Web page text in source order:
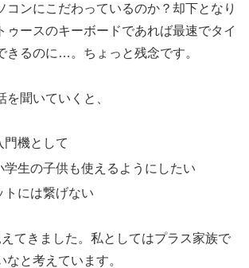
コンにこだわっているのか？却下となり
ゥースのキーボードであれば最速でタイ
きるのに…。ちょっと残念です。
聞いていくと、
門機として
学生の子供も使えるようにしたい
トには繋げない
てきました。私としてはプラス家族で
なと考えています。